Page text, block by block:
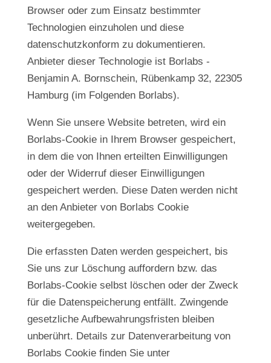
Browser oder zum Einsatz bestimmter
Technologien einzuholen und diese
datenschutzkonform zu dokumentieren.
Anbieter dieser Technologie ist Borlabs -
Benjamin A. Bornschein, Rübenkamp 32, 22305
Hamburg (im Folgenden Borlabs).
Wenn Sie unsere Website betreten, wird ein
Borlabs-Cookie in Ihrem Browser gespeichert,
in dem die von Ihnen erteilten Einwilligungen
oder der Widerruf dieser Einwilligungen
gespeichert werden. Diese Daten werden nicht
an den Anbieter von Borlabs Cookie
weitergegeben.
Die erfassten Daten werden gespeichert, bis
Sie uns zur Löschung auffordern bzw. das
Borlabs-Cookie selbst löschen oder der Zweck
für die Datenspeicherung entfällt. Zwingende
gesetzliche Aufbewahrungsfristen bleiben
unberührt. Details zur Datenverarbeitung von
Borlabs Cookie finden Sie unter